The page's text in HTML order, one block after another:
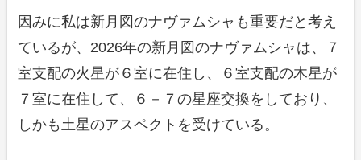
因みに私は新月図のナヴァムシャも重要だと考え
ているが、2026年の新月図のナヴァムシャは、７
室支配の火星が６室に在住し、６室支配の木星が
７室に在住して、６－７の星座交換をしており、
しかも土星のアスペクトを受けている。